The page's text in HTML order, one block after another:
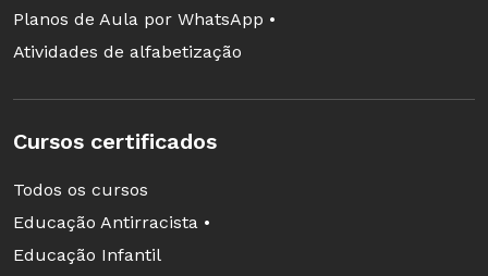
Planos de Aula por WhatsApp •
Atividades de alfabetização
Cursos certificados
Todos os cursos
Educação Antirracista •
Educação Infantil